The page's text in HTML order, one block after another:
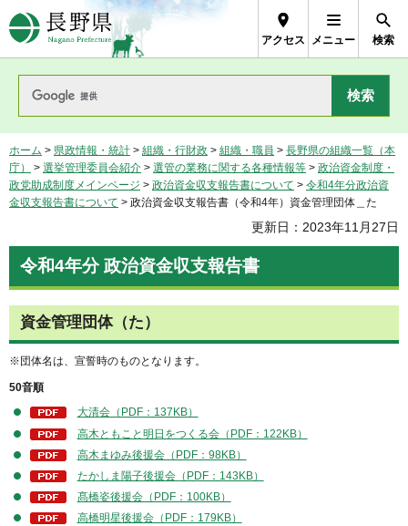
長野県Nagano Prefecture
アクセス メニュー 検索
ホーム > 県政情報・統計 > 組織・行財政 > 組織・職員 > 長野県の組織一覧（本
庁）
> 選挙管理委員会紹介 > 選管の業務に関する各種情報等 > 政治資金制度・
政党助成制度メインページ > 政治資金収支報告書について > 令和4年分政治資
金収支報告書について > 政治資金収支報告書（令和4年）資金管理団体＿た
更新日：2023年11月27日
令和4年分 政治資金収支報告書
資金管理団体（た）
※団体名は、宣誓時のものとなります。
50音順
大清会（PDF：137KB）
高木ともこと明日をつくる会（PDF：122KB）
高木まゆみ後援会（PDF：98KB）
たかしま陽子後援会（PDF：143KB）
髙橋姿後援会（PDF：100KB）
高橋明星後援会（PDF：179KB）